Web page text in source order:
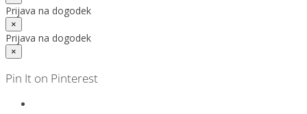
Prijava na dogodek
×
Prijava na dogodek
×
Pin It on Pinterest